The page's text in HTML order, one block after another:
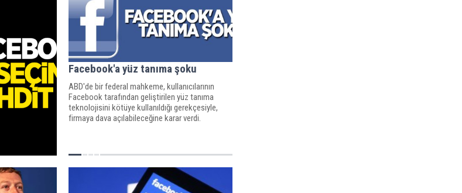
Facebook'a yüz tanıma şoku
ABD'de bir federal mahkeme, kullanıcılarının
Facebook tarafından geliştirilen yüz tanıma
teknolojisini kötüye kullanıldığı gerekçesiyle,
firmaya dava açılabileceğine karar verdi.